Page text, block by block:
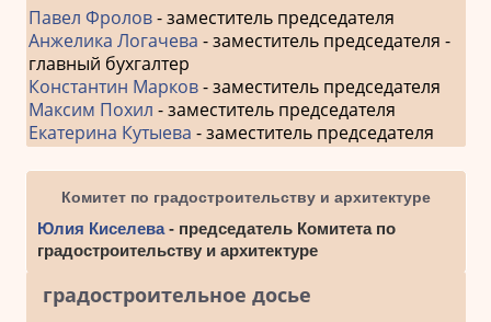
Павел Фролов- заместитель председателя
Анжелика Логачева - заместитель председателя -
главный бухгалтер
Константин Марков- заместитель председателя
Максим Похил - заместитель председателя
Екатерина Кутыева - заместитель председателя
Комитет по градостроительству и архитектуре
Юлия Киселева- председатель Комитета по
градостроительству и архитектуре
градостроительное досье